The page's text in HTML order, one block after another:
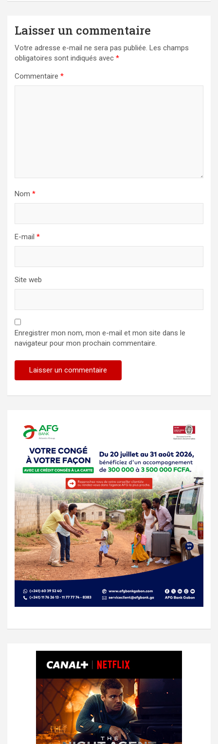
Laisser un commentaire
Votre adresse e-mail ne sera pas publiée. Les champs
obligatoires sont indiqués avec *
Commentaire *
Nom *
E-mail *
Site web
Enregistrer mon nom, mon e-mail et mon site dans le
navigateur pour mon prochain commentaire.